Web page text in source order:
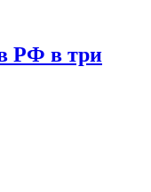
РФ в три